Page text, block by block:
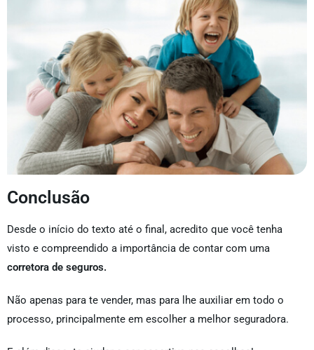
Conclusão
Desde o início do texto até o final, acredito que você tenha
visto e compreendido a importância de contar com uma
corretora de seguros.
Não apenas para te vender, mas para lhe auxiliar em todo o
processo, principalmente em escolher a melhor seguradora.